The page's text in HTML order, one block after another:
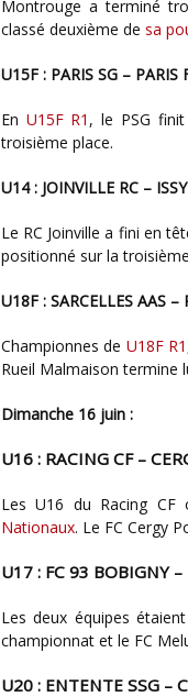
Montrouge a terminé
classé deuxième de sa
U15F : PARIS SG –
En U15F R1 , le PSG
troisième place.
U14 : JOINVILLE RC –
Le RC Joinville a fini en
positionné sur la
U18F : SARCELLES AAS
Championnes de U18F R1
Rueil Malmaison termine
Dimanche 16 juin :
U16 : RACING CF –
Les U16 du Racing
Nationaux. Le FC Cergy
U17 : FC 93 BOBIGNY
Les deux équipes
championnat et le FC
U20 : ENTENTE SSG –